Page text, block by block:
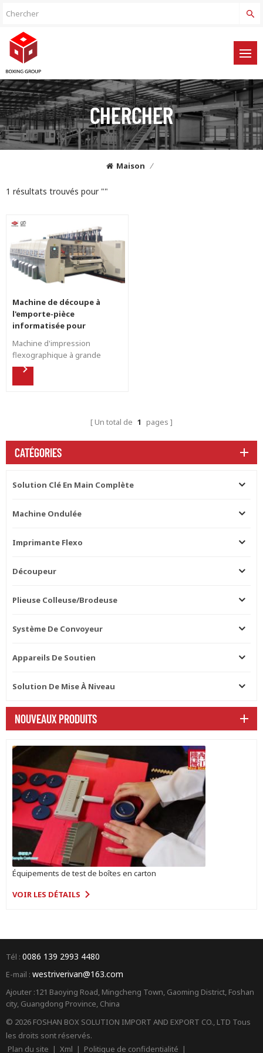
CHERCHER
Maison /
1 résultats trouvés pour ""
Machine de découpe à
l'emporte-pièce
informatisée pour
flexographique
Machine d'impression
flexographique à grande
vitesse pour boîtes en carton
Un total de 1 pages
CATÉGORIES
Solution Clé En Main Complète
Machine Ondulée
Imprimante Flexo
Découpeur
Plieuse Colleuse/brodeuse
Système De Convoyeur
Appareils De Soutien
Solution De Mise À Niveau
NOUVEAUX PRODUITS
Équipements de test de boîtes en carton
VOIR LES DÉTAILS
Tél : 0086 139 2993 4480
E-mail : westriverivan@163.com
Ajouter :121 Baoying Road, Mingcheng Town, Gaoming District, Foshan
city, Guangdong Province, China
© 2026 FOSHAN BOX SOLUTION IMPORT AND EXPORT CO., LTD Tous
les droits sont réservés.
Plan du site | Xml | Politique de confidentialité |